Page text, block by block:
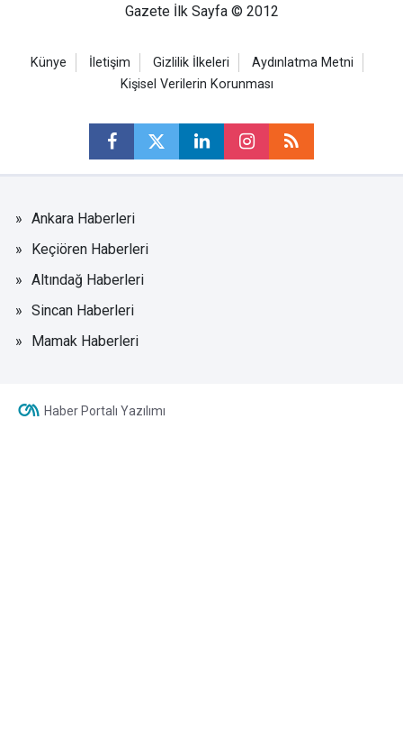
Gazete İlk Sayfa © 2012
Künye İletişim Gizlilik İlkeleri
Aydınlatma Metni
Kişisel Verilerin Korunması
Ankara Haberleri
Keçiören Haberleri
Altındağ Haberleri
Sincan Haberleri
Mamak Haberleri
Haber Portalı Yazılımı